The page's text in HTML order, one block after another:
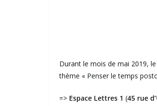
Durant le mois de mai 2019,
thème « Penser le temps
=> Espace Lettres 1 (45 rue